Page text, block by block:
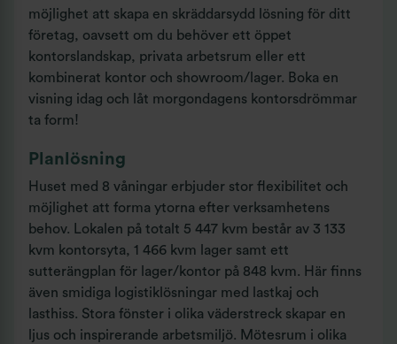
möjlighet att skapa en skräddarsydd lösning för ditt
företag, oavsett om du behöver ett öppet
kontorslandskap, privata arbetsrum eller ett
kombinerat kontor och showroom/lager. Boka en
visning idag och låt morgondagens kontorsdrömmar
ta form!
Planlösning
Huset med 8 våningar erbjuder stor flexibilitet och
möjlighet att forma ytorna efter verksamhetens
behov. Lokalen på totalt 5 447 kvm består av 3 133
kvm kontorsyta, 1 466 kvm lager samt ett
sutterängplan för lager/kontor på 848 kvm. Här finns
även smidiga logistiklösningar med lastkaj och
lasthiss. Stora fönster i olika väderstreck skapar en
ljus och inspirerande arbetsmiljö. Mötesrum i olika